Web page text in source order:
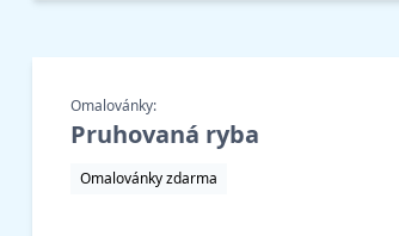
Omalovánky:
Pruhovaná ryba
Omalovánky zdarma